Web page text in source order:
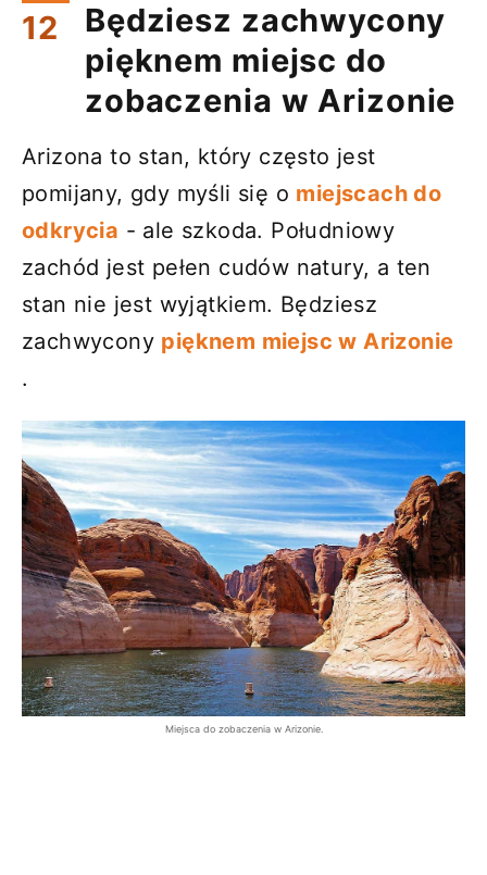
Będziesz zachwycony
pięknem miejsc do
zobaczenia w Arizonie
Arizona to stan, który często jest
pomijany, gdy myśli się o miejscach do
odkrycia - ale szkoda. Południowy
zachód jest pełen cudów natury, a ten
stan nie jest wyjątkiem. Będziesz
zachwycony pięknem miejsc w Arizonie
.
Miejsca do zobaczenia w Arizonie.